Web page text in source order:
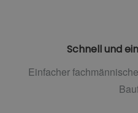
Schnell und
Einfacher